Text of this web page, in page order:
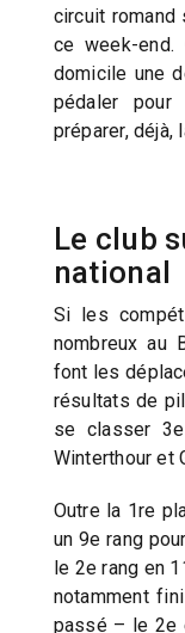
circuit romand
ce week-
domicile une
pédaler
préparer, déjà,
Le club
national
Si les
nombreux au
font les
résultats de
se classer
Winterthour et
Outre la 1re
un 9e rang
le 2e rang en
notamment
passé – le 2e